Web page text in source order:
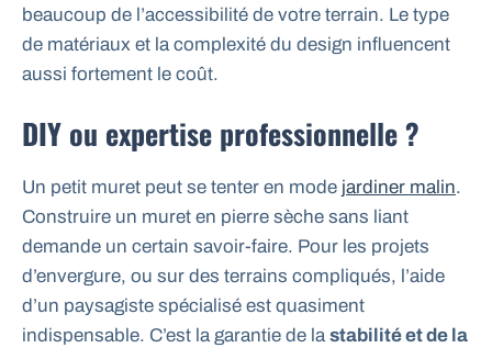
beaucoup de l’accessibilité de votre terrain. Le type
de matériaux et la complexité du design influencent
aussi fortement le coût.
DIY ou expertise professionnelle ?
Un petit muret peut se tenter en mode jardiner malin.
Construire un muret en pierre sèche sans liant
demande un certain savoir-faire. Pour les projets
d’envergure, ou sur des terrains compliqués, l’aide
d’un paysagiste spécialisé est quasiment
indispensable. C’est la garantie de lastabilité et de la